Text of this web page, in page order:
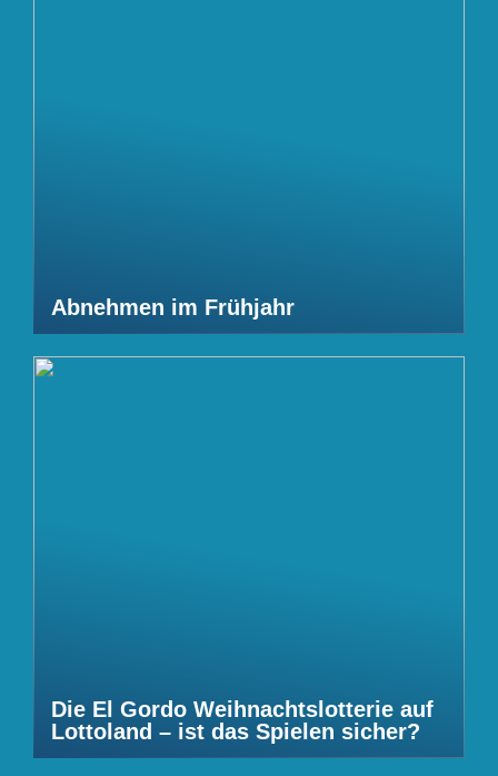
Abnehmen im Frühjahr
Die El Gordo Weihnachtslotterie auf
Lottoland – ist das Spielen sicher?